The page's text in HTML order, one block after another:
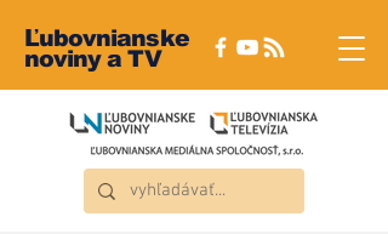
Ľubovnianske
noviny a TV